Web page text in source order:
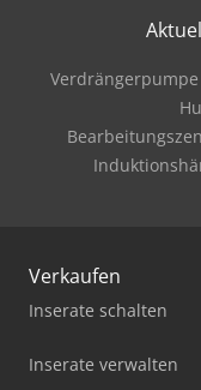
Verdrängerpumpe
Verkaufen
Inserate schalten
Inserate verwalten